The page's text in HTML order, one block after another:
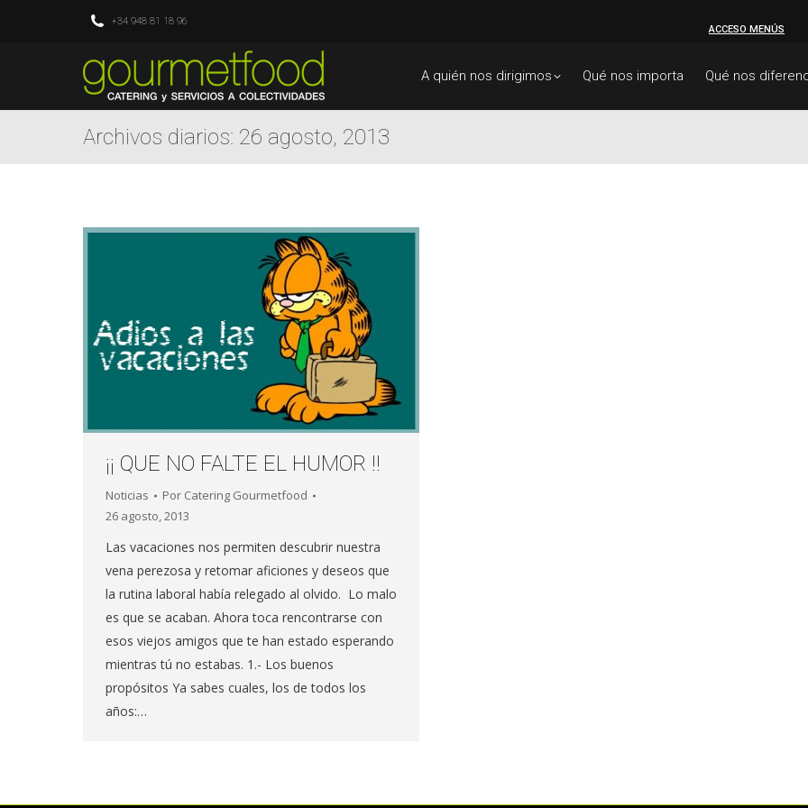
+34 948 81 18 96
ACCESO MENÚS
A quién nos dirigimos Qué nos importa Qué nos
Archivos diarios: 26 agosto, 2013
¡¡ QUE NO FALTE EL HUMOR !!
Noticias Por Catering Gourmetfood
26 agosto, 2013
Las vacaciones nos permiten descubrir nuestra
vena perezosa y retomar aficiones y deseos que
la rutina laboral había relegado al olvido. Lo malo
es que se acaban. Ahora toca rencontrarse con
esos viejos amigos que te han estado esperando
mientras tú no estabas. 1.- Los buenos
propósitos Ya sabes cuales, los de todos los
años:…